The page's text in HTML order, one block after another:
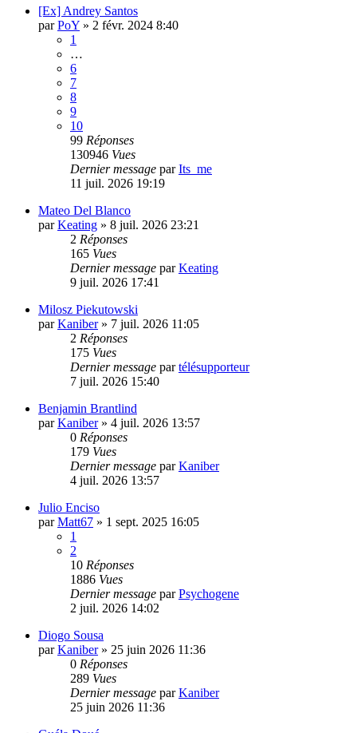
[Ex] Andrey Santos
parPoY » 2 févr. 2024 8:40
1
…
6
7
8
9
10
99 Réponses
130946 Vues
Dernier message parIts_me
11 juil. 2026 19:19
Mateo Del Blanco
parKeating » 8 juil. 2026 23:21
2 Réponses
165 Vues
Dernier message parKeating
9 juil. 2026 17:41
Milosz Piekutowski
parKaniber» 7 juil. 2026 11:05
2 Réponses
175 Vues
Dernier message partélésupporteur
7 juil. 2026 15:40
Benjamin Brantlind
parKaniber» 4 juil. 2026 13:57
0 Réponses
179 Vues
Dernier message parKaniber
4 juil. 2026 13:57
Julio Enciso
parMatt67 » 1 sept. 2025 16:05
1
2
10 Réponses
1886 Vues
Dernier message parPsychogene
2 juil. 2026 14:02
Diogo Sousa
parKaniber» 25 juin 2026 11:36
0 Réponses
289 Vues
Dernier message parKaniber
25 juin 2026 11:36